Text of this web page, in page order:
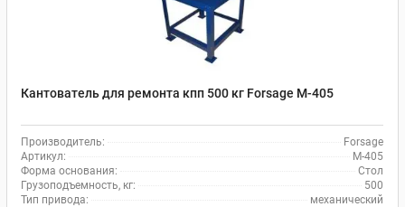
Кантователь для ремонта кпп 500 кг Forsage М-405
Производитель:
Forsage
Артикул:
М-405
Форма основания:
Стол
Грузоподъемность, кг:
500
Тип привода:
механический